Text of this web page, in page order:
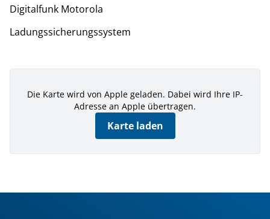
Digitalfunk Motorola
Ladungssicherungssystem
Die Karte wird von Apple geladen. Dabei wird Ihre IP-
Adresse an Apple übertragen.
Karte laden